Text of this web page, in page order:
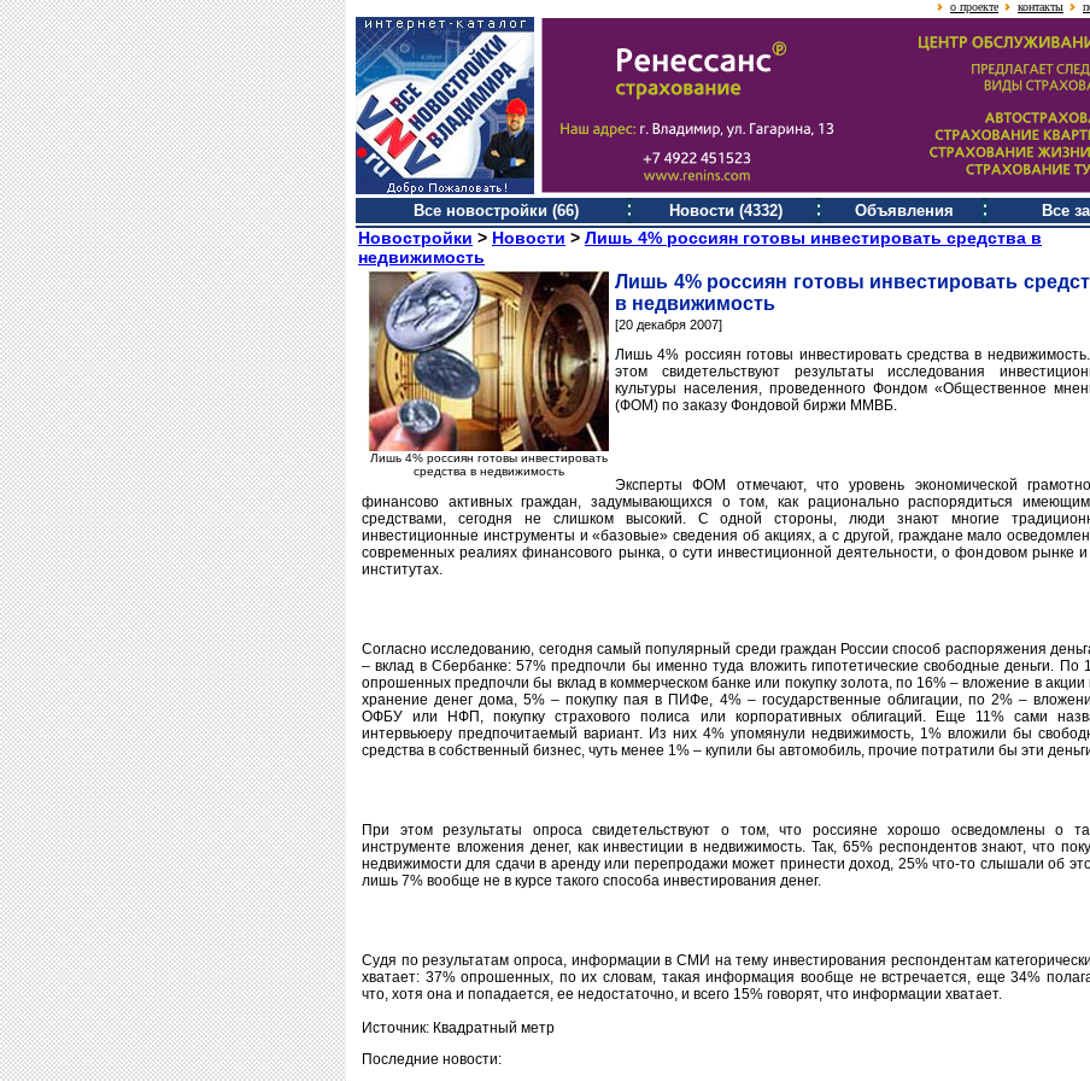
о проекте контакты
Все новостройки (66) Новости (4332) Объявления Все
Новостройки > Новости > Лишь 4% россиян готовы инвестировать средства в
недвижимость
Лишь 4% россиян готовы инвестировать
средства в недвижимость
Лишь 4% россиян готовы инвестировать
в недвижимость
[20 декабря 2007]
Лишь 4% россиян готовы инвестировать средства в
этом свидетельствуют результаты исследования
культуры населения, проведенного Фондом «Общественное
(ФОМ) по заказу Фондовой биржи ММВБ.
Эксперты ФОМ отмечают, что уровень экономической
финансово активных граждан, задумывающихся о том, как рационально распорядиться
средствами, сегодня не слишком высокий. С одной стороны, люди знают многие
инвестиционные инструменты и «базовые» сведения об акциях, а с другой, граждане мало
современных реалиях финансового рынка, о сути инвестиционной деятельности, о фондовом рынке и
институтах.
Согласно исследованию, сегодня самый популярный среди граждан России способ распоряжения
– вклад в Сбербанке: 57% предпочли бы именно туда вложить гипотетические свободные деньги. По
опрошенных предпочли бы вклад в коммерческом банке или покупку золота, по 16% – вложение в акции
хранение денег дома, 5% – покупку пая в ПИФе, 4% – государственные облигации, по 2% –
ОФБУ или НФП, покупку страхового полиса или корпоративных облигаций. Еще 11% сами
интервьюеру предпочитаемый вариант. Из них 4% упомянули недвижимость, 1% вложили бы
средства в собственный бизнес, чуть менее 1% – купили бы автомобиль, прочие потратили бы эти
При этом результаты опроса свидетельствуют о том, что россияне хорошо осведомлены о
инструменте вложения денег, как инвестиции в недвижимость. Так, 65% респондентов знают, что
недвижимости для сдачи в аренду или перепродажи может принести доход, 25% что-то слышали об
лишь 7% вообще не в курсе такого способа инвестирования денег.
Судя по результатам опроса, информации в СМИ на тему инвестирования респондентам
хватает: 37% опрошенных, по их словам, такая информация вообще не встречается, еще 34%
что, хотя она и попадается, ее недостаточно, и всего 15% говорят, что информации хватает.
Источник: Квадратный метр
Последние новости: